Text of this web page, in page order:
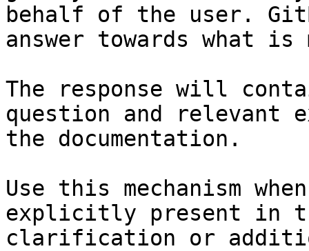
behalf of the user.
answer towards what
The response will
question and relevant
the documentation.
Use this mechanism
explicitly present in
clarification or